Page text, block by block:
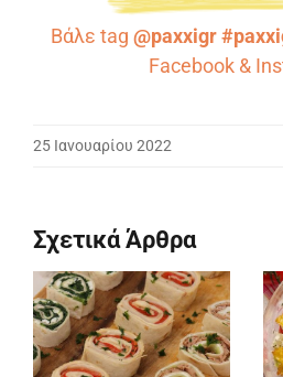
Βάλε tag @paxxigr
Facebook&
25 Ιανουαρίου 2022
Σχετικά Άρθρα